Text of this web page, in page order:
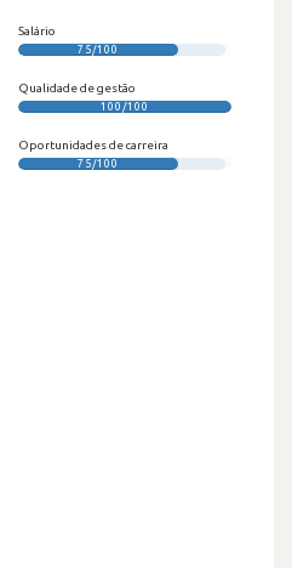
Salário
75/100
Qualidade de gestão
100/100
Oportunidades de carreira
75/100